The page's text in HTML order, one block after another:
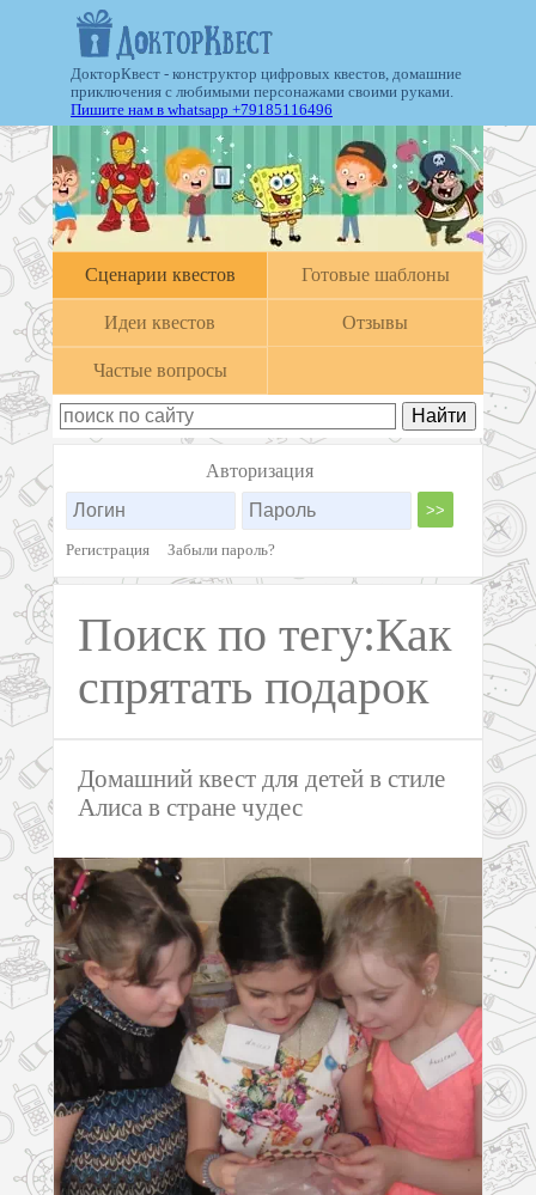
ДокторКвест - конструктор цифровых квестов, домашние
приключения с любимыми персонажами своими руками.
Пишите нам в whatsapp +79185116496
Cценарии квестов Готовые шаблоны
Идеи квестов Отзывы
Частые вопросы
Авторизация
Регистрация Забыли пароль?
Поиск по тегу:Как
спрятать подарок
Домашний квест для детей в стиле
Алиса в стране чудес